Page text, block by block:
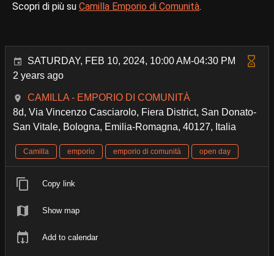
Scopri di più su Camilla Emporio di Comunità.
SATURDAY, FEB 10, 2024, 10:00 AM-04:30 PM
2 years ago
CAMILLA - EMPORIO DI COMUNITÀ
8d, Via Vincenzo Casciarolo, Fiera District, San Donato-
San Vitale, Bologna, Emilia-Romagna, 40127, Italia
Camilla emporio emporio di comunità open day
Copy link
Show map
Add to calendar